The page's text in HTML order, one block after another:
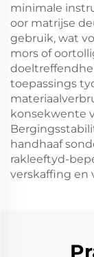
minimale
oor matrijse
gebruik, wat
mors of
toepassings
konsekwente
handhaaf
rakleeftyd-
verskaffing en